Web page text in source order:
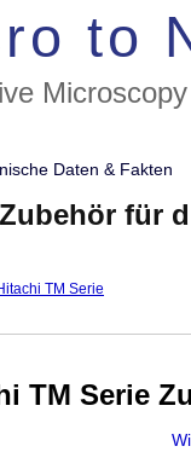
to
//flags
Daten & Fakten
für
TM Serie
TM Serie